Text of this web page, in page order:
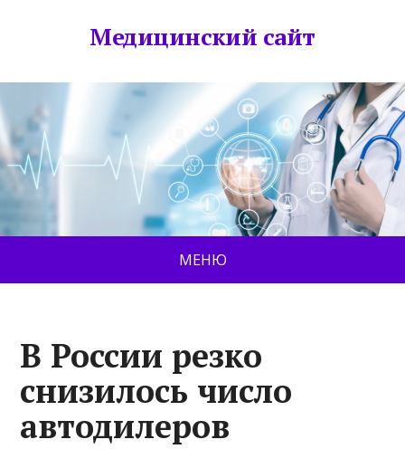
Медицинский сайт
МЕНЮ
В России резко
снизилось число
автодилеров